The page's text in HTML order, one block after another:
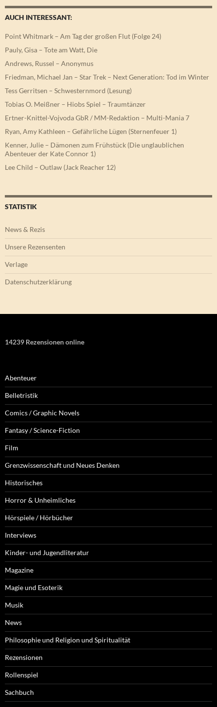
AUCH INTERESSANT:
Point Whitmark – Am Tag der großen Flut (Folge 24)
Pauly, Gisa – Tote am Watt, Die
Andrews, Russel – Anonymus
Friedman, Michael Jan – Star Trek – Next Generation: Tod im Winter
Tess Gerritsen – Schwesternmord (Lesung)
Tobias O. Meißner – Hiobs Spiel – Traumtänzer
Ertner-Knittel-Vojvoda GbR / MM-Redaktion – Multi-Mania 7
Ryan, Amy Kathleen – Gefährliche Lügen (Sternenfeuer 1)
Kenner, Julie – Dämonen zum Frühstück (Die unglaublichen
Abenteuer der Kate Connor 1)
Lee Child – Outlaw (Jack Reacher 12)
STATISTIK
News & Rezis
Unsere Rezensenten
Verlage
Datenschutzerklärung
14239 Rezensionen online
Abenteuer
Belletristik
Comics / Graphic Novels
Fantasy / Science-Fiction
Film
Grenzwissenschaft und Neues Denken
Historisches
Horror & Unheimliches
Hörspiele / Hörbücher
Interviews
Kinder- und Jugendliteratur
Magazine
Magie und Esoterik
Musik
News
Philosophie und Religion und Spiritualität
Rezensionen
Rollenspiel
Sachbuch